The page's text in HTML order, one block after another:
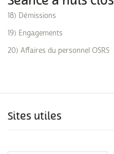
18) Démissions
19) Engagements
20) Affaires du personnel OSRS
Sites utiles